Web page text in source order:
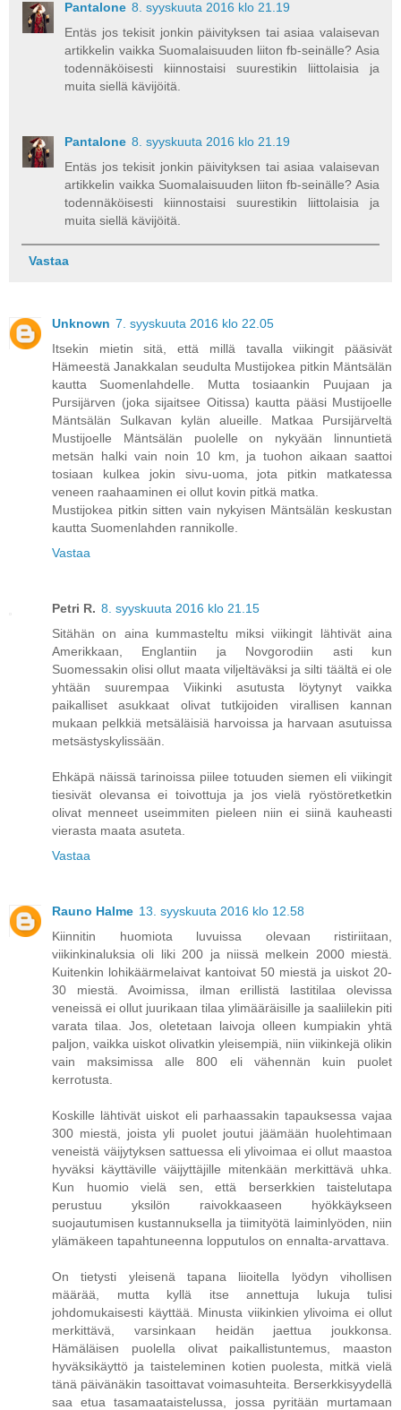
Pantalone 8. syyskuuta 2016 klo 21.19
Entäs jos tekisit jonkin päivityksen tai asiaa valaisevan
artikkelin vaikka Suomalaisuuden liiton fb-seinälle? Asia
todennäköisesti kiinnostaisi suurestikin liittolaisia ja
muita siellä kävijöitä.
Pantalone 8. syyskuuta 2016 klo 21.19
Entäs jos tekisit jonkin päivityksen tai asiaa valaisevan
artikkelin vaikka Suomalaisuuden liiton fb-seinälle? Asia
todennäköisesti kiinnostaisi suurestikin liittolaisia ja
muita siellä kävijöitä.
Vastaa
Unknown 7. syyskuuta 2016 klo 22.05
Itsekin mietin sitä, että millä tavalla viikingit pääsivät
Hämeestä Janakkalan seudulta Mustijokea pitkin Mäntsälän
kautta Suomenlahdelle. Mutta tosiaankin Puujaan ja
Pursijärven (joka sijaitsee Oitissa) kautta pääsi Mustijoelle
Mäntsälän Sulkavan kylän alueille. Matkaa Pursijärveltä
Mustijoelle Mäntsälän puolelle on nykyään linnuntietä
metsän halki vain noin 10 km, ja tuohon aikaan saattoi
tosiaan kulkea jokin sivu-uoma, jota pitkin matkatessa
veneen raahaaminen ei ollut kovin pitkä matka.
Mustijokea pitkin sitten vain nykyisen Mäntsälän keskustan
kautta Suomenlahden rannikolle.
Vastaa
Petri R. 8. syyskuuta 2016 klo 21.15
Sitähän on aina kummasteltu miksi viikingit lähtivät aina
Amerikkaan, Englantiin ja Novgorodiin asti kun
Suomessakin olisi ollut maata viljeltäväksi ja silti täältä ei ole
yhtään suurempaa Viikinki asutusta löytynyt vaikka
paikalliset asukkaat olivat tutkijoiden virallisen kannan
mukaan pelkkiä metsäläisiä harvoissa ja harvaan asutuissa
metsästyskylissään.
Ehkäpä näissä tarinoissa piilee totuuden siemen eli viikingit
tiesivät olevansa ei toivottuja ja jos vielä ryöstöretketkin
olivat menneet useimmiten pieleen niin ei siinä kauheasti
vierasta maata asuteta.
Vastaa
Rauno Halme 13. syyskuuta 2016 klo 12.58
Kiinnitin huomiota luvuissa olevaan ristiriitaan,
viikinkinaluksia oli liki 200 ja niissä melkein 2000 miestä.
Kuitenkin lohikäärmelaivat kantoivat 50 miestä ja uiskot 20-
30 miestä. Avoimissa, ilman erillistä lastitilaa olevissa
veneissä ei ollut juurikaan tilaa ylimääräisille ja saaliilekin piti
varata tilaa. Jos, oletetaan laivoja olleen kumpiakin yhtä
paljon, vaikka uiskot olivatkin yleisempiä, niin viikinkejä olikin
vain maksimissa alle 800 eli vähennän kuin puolet
kerrotusta.
Koskille lähtivät uiskot eli parhaassakin tapauksessa vajaa
300 miestä, joista yli puolet joutui jäämään huolehtimaan
veneistä väijytyksen sattuessa eli ylivoimaa ei ollut maastoa
hyväksi käyttäville väijyttäjille mitenkään merkittävä uhka.
Kun huomio vielä sen, että berserkkien taistelutapa
perustuu yksilön raivokkaaseen hyökkäykseen
suojautumisen kustannuksella ja tiimityötä laiminlyöden, niin
ylämäkeen tapahtuneenna lopputulos on ennalta-arvattava.
On tietysti yleisenä tapana liioitella lyödyn vihollisen
määrää, mutta kyllä itse annettuja lukuja tulisi
johdomukaisesti käyttää. Minusta viikinkien ylivoima ei ollut
merkittävä, varsinkaan heidän jaettua joukkonsa.
Hämäläisen puolella olivat paikallistuntemus, maaston
hyväksikäyttö ja taisteleminen kotien puolesta, mitkä vielä
tänä päivänäkin tasoittavat voimasuhteita. Berserkkisyydellä
saa etua tasamaataistelussa, jossa pyritään murtamaan